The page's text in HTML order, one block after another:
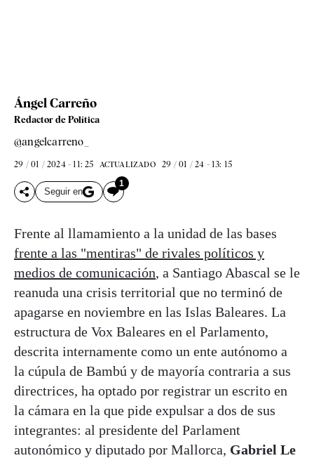
Ángel Carreño
Redactor de Política
@angelcarreno_
29 / 01 / 2024 - 11: 25 ACTUALIZADO 29 / 01 / 24 - 13: 15
Seguir en
1
Frente al llamamiento a la unidad de las bases
frente a las "mentiras" de rivales políticos y
medios de comunicación, a Santiago Abascal se le
reanuda una crisis territorial que no terminó de
apagarse en noviembre en las Islas Baleares. La
estructura de Vox Baleares en el Parlamento,
descrita internamente como un ente autónomo a
la cúpula de Bambú y de mayoría contraria a sus
directrices, ha optado por registrar un escrito en
la cámara en la que pide expulsar a dos de sus
integrantes: al presidente del Parlament
autonómico y diputado por Mallorca, Gabriel Le